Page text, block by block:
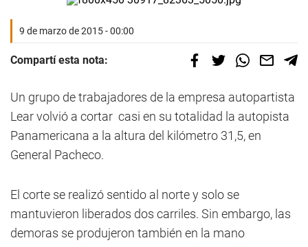
9 de marzo de 2015 - 00:00
Compartí esta nota:
Un grupo de trabajadores de la empresa autopartista
Lear volvió a cortar casi en su totalidad la autopista
Panamericana a la altura del kilómetro 31,5, en
General Pacheco.
El corte se realizó sentido al norte y solo se
mantuvieron liberados dos carriles. Sin embargo, las
demoras se produjeron también en la mano